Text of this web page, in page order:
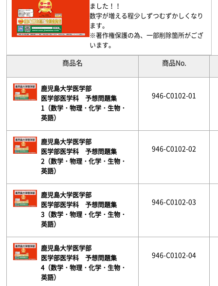
ました！！
数字が増える程少しずつむずかしくなり
ます。
※著作権保護の為、一部削除箇所がござ
います。
商品名 商品No.
鹿児島大学医学部
医学部医学科 予想問題集
1（数学・物理・化学・生物・
英語）
946-C0102-01
鹿児島大学医学部
医学部医学科 予想問題集
2（数学・物理・化学・生物・
英語）
946-C0102-02
鹿児島大学医学部
医学部医学科 予想問題集
3（数学・物理・化学・生物・
英語）
946-C0102-03
鹿児島大学医学部
医学部医学科 予想問題集
4（数学・物理・化学・生物・
英語）
946-C0102-04